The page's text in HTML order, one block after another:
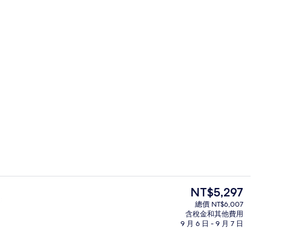
花園景觀、每日營業
目
前
的
價
NT$5,297
總價 NT$6,007
含稅金和其他費用
9 月 6 日 - 9 月 7 日